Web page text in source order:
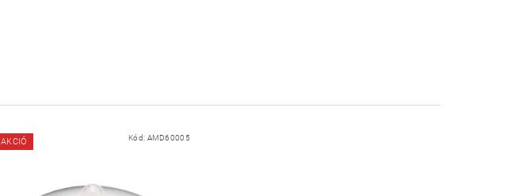
AKCIÓ Kód: AMD60005